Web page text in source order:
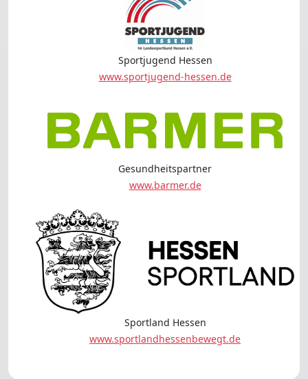
Sportjugend Hessen
www.sportjugend-hessen.de
Gesundheitspartner
www.barmer.de
Sportland Hessen
www.sportlandhessenbewegt.de